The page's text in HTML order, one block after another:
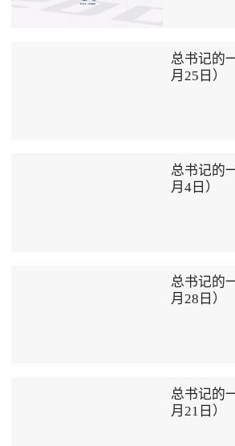
总书记的
月25日）
总书记的
月4日）
总书记的
月28日）
总书记的
月21日）